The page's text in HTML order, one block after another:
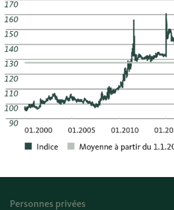
Personnes privées